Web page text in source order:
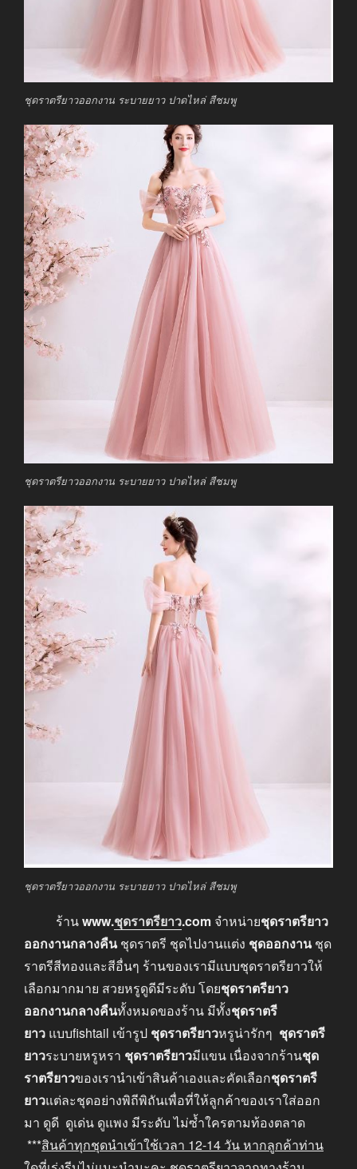
ชุดราตรียาวออกงาน ระบายยาว ปาดไหล่ สีชมพู
ชุดราตรียาวออกงาน ระบายยาว ปาดไหล่ สีชมพู
ชุดราตรียาวออกงาน ระบายยาว ปาดไหล่ สีชมพู
ร้านwww.ชุดราตรียาว.com จำหน่ายชุดราตรียาว
ออกงานกลางคืนชุดราตรี ชุดไปงานแต่ง ชุดออกงานชุด
ราตรีสีทองและสีอื่นๆ ร้านของเรามีแบบชุดราตรียาวให้
เลือกมากมาย สวยหรูดูดีมีระดับ โดยชุดราตรียาว
ออกงานกลางคืนทั้งหมดของร้าน มีทั้งชุดราตรี
ยาว แบบfishtail เข้ารูป ชุดราตรียาวหรูน่ารักๆ ชุดราตรี
ยาวระบายหรูหรา ชุดราตรียาวมีแขน เนื่องจากร้านชุด
ราตรียาวของเรานำเข้าสินค้าเองและคัดเลือกชุดราตรี
ยาวแต่ละชุดอย่างพิถีพิถันเพื่อที่ให้ลูกค้าของเราใส่ออก
มา ดูดี ดูเด่น ดูแพง มีระดับ ไม่ซ้ำใครตามท้องตลาด
***สินค้าทุกชุดนำเข้าใช้เวลา 12-14 วัน หากลูกค้าท่าน